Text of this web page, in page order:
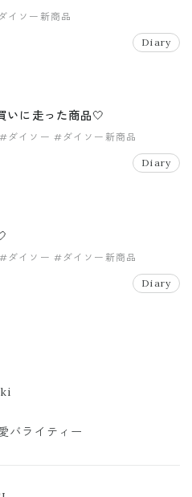
イソー新商品
Diary
いに走った商品🤍
#ダイソー #ダイソー新商品
Diary
#ダイソー #ダイソー新商品
Diary
バライティー